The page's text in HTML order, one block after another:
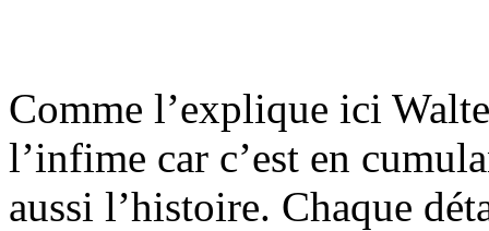
Comme l’explique ici
l’infime car c’est en
aussi l’histoire. Chaque